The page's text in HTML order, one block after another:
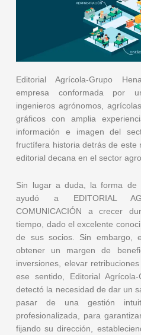
Editorial Agrícola-Grupo
empresa conformada por
ingenieros agrónomos,
gráficos con amplia
información e imagen del
fructífera historia detrás de este
editorial decana en el sector
Sin lugar a duda, la forma de
ayudó a EDITORIAL
COMUNICACIÓN a crecer
tiempo, dado el excelente
de sus socios. Sin embargo,
obtener un margen de
inversiones, elevar
ese sentido, Editorial
detectó la necesidad de dar un
pasar de una gestión
profesionalizada, para
fijando su dirección,